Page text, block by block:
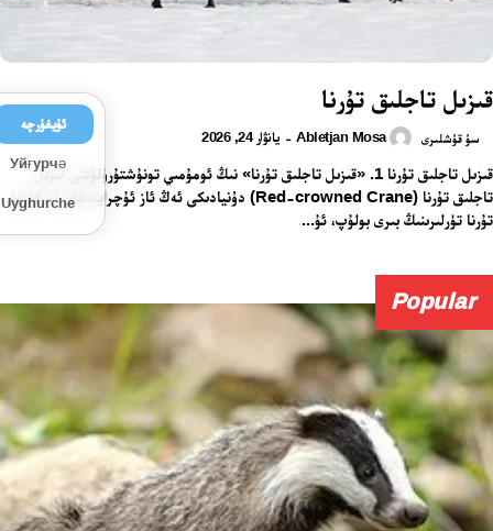
قىزىل تاجلىق تۇرنا
سۇ قۇشلىرى Abletjan Mosa
- يانۋار 24, 2026
قىزىل تاجلىق تۇرنا 1. «قىزىل تاجلىق تۇرنا» نىڭ ئومۇمىي تونۇشتۇرۇلۇشى قىزىل
تاجلىق تۇرنا (Red-crowned Crane) دۇنيادىكى ئەڭ ئاز ئۇچرايدىغان ۋە گۈزەل
تۇرنا تۈرلىرىنىڭ بىرى بولۇپ، ئۇ...
Popular
ئۇيغۇرچە
Уйғурчә
Uyghurche